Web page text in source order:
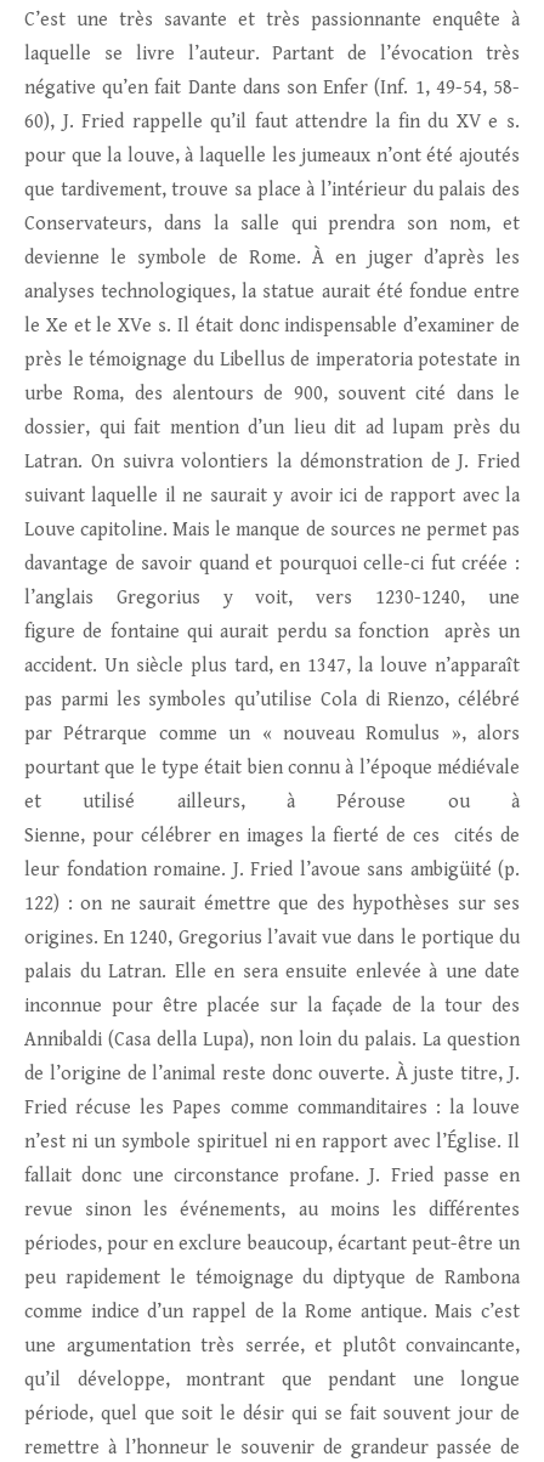
C’est une très savante et très passionnante enquête à
laquelle se livre l’auteur. Partant de l’évocation très
négative qu’en fait Dante dans son Enfer (Inf. 1, 49-54, 58-
60), J. Fried rappelle qu’il faut attendre la fin du XV e s.
pour que la louve, à laquelle les jumeaux n’ont été ajoutés
que tardivement, trouve sa place à l’intérieur du palais des
Conservateurs, dans la salle qui prendra son nom, et
devienne le symbole de Rome. À en juger d’après les
analyses technologiques, la statue aurait été fondue entre
le Xe et le XVe s. Il était donc indispensable d’examiner de
près le témoignage du Libellus de imperatoria potestate in
urbe Roma, des alentours de 900, souvent cité dans le
dossier, qui fait mention d’un lieu dit ad lupam près du
Latran. On suivra volontiers la démonstration de J. Fried
suivant laquelle il ne saurait y avoir ici de rapport avec la
Louve capitoline. Mais le manque de sources ne permet pas
davantage de savoir quand et pourquoi celle-ci fut créée :
l’anglais Gregorius y voit, vers 1230-1240, une
figure de fontaine qui aurait perdu sa fonction après un
accident. Un siècle plus tard, en 1347, la louve n’apparaît
pas parmi les symboles qu’utilise Cola di Rienzo, célébré
par Pétrarque comme un « nouveau Romulus », alors
pourtant que le type était bien connu à l’époque médiévale
et utilisé ailleurs, à Pérouse ou à
Sienne, pour célébrer en images la fierté de ces cités de
leur fondation romaine. J. Fried l’avoue sans ambigüité (p.
122) : on ne saurait émettre que des hypothèses sur ses
origines. En 1240, Gregorius l’avait vue dans le portique du
palais du Latran. Elle en sera ensuite enlevée à une date
inconnue pour être placée sur la façade de la tour des
Annibaldi (Casa della Lupa), non loin du palais. La question
de l’origine de l’animal reste donc ouverte. À juste titre, J.
Fried récuse les Papes comme commanditaires : la louve
n’est ni un symbole spirituel ni en rapport avec l’Église. Il
fallait donc une circonstance profane. J. Fried passe en
revue sinon les événements, au moins les différentes
périodes, pour en exclure beaucoup, écartant peut-être un
peu rapidement le témoignage du diptyque de Rambona
comme indice d’un rappel de la Rome antique. Mais c’est
une argumentation très serrée, et plutôt convaincante,
qu’il développe, montrant que pendant une longue
période, quel que soit le désir qui se fait souvent jour de
remettre à l’honneur le souvenir de grandeur passée de